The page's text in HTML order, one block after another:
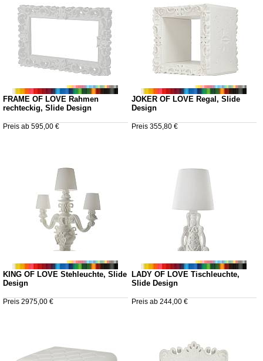
FRAME OF LOVE Rahmen
rechteckig, Slide Design
Preis ab 595,00 €
JOKER OF LOVE Regal, Slide
Design
Preis 355,80 €
KING OF LOVE Stehleuchte, Slide
Design
Preis 2975,00 €
LADY OF LOVE Tischleuchte,
Slide Design
Preis ab 244,00 €